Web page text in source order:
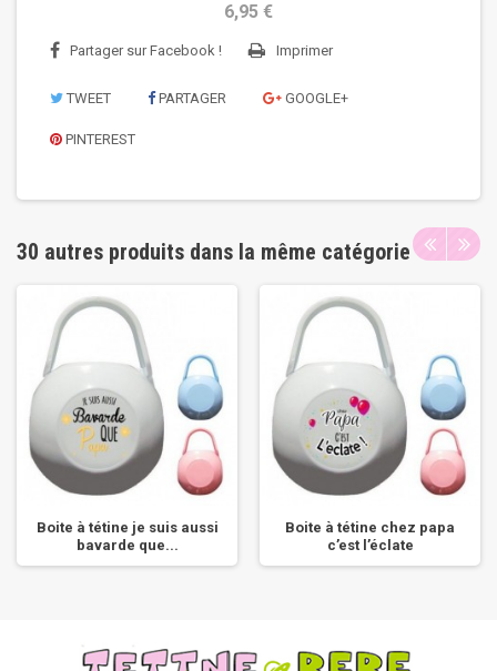
6,95 €
Partager sur Facebook ! Imprimer
TWEET PARTAGER GOOGLE+
PINTEREST
30 autres produits dans la même catégorie
Boite à tétine je suis aussi
bavarde que...
Boite à tétine chez papa
c’est l’éclate